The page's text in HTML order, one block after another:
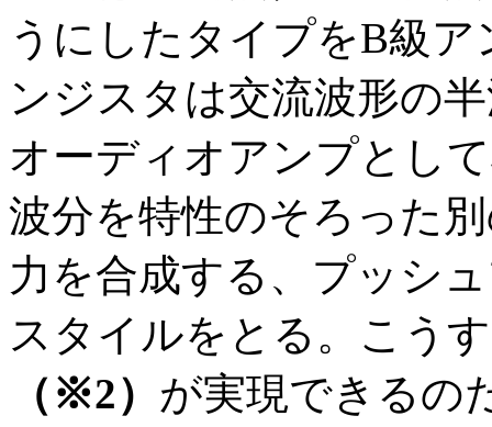
うにしたタイプをB級
ンジスタは交流波形の
オーディオアンプとし
波分を特性のそろった
力を合成する、プッシ
スタイルをとる。こう
（※2） が実現できるの